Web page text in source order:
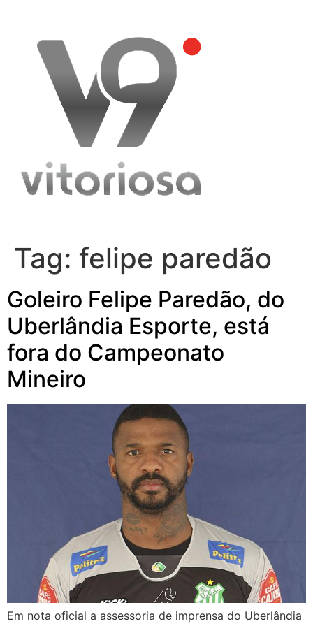
content
Tag: felipe paredão
Goleiro Felipe Paredão, do
Uberlândia Esporte, está
fora do Campeonato
Mineiro
Em nota oficial a assessoria de imprensa do Uberlândia